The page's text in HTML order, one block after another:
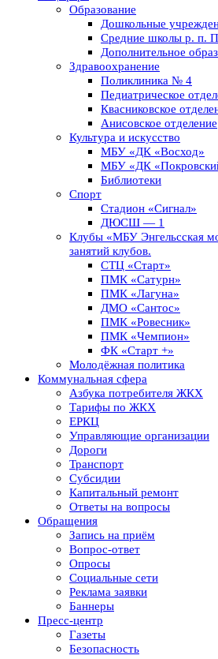
Образование
Дошкольные
Средние школы р. п.
Дополнительное
Здравоохранение
Поликлиника № 4
Педиатрическое
Квасниковское
Анисовское отделение
Культура и искусство
МБУ «ДК «Восход»
МБУ «ДК
Библиотеки
Спорт
Стадион «Сигнал»
ДЮСШ — 1
Клубы «МБУ Энгельсская
занятий клубов.
СТЦ «Старт»
ПМК «Сатурн»
ПМК «Лагуна»
ДМО «Сантос»
ПМК «Ровесник»
ПМК «Чемпион»
ФК «Старт +»
Молодёжная политика
Коммунальная сфера
Азбука потребителя ЖКХ
Тарифы по ЖКХ
ЕРКЦ
Управляющие организации
Дороги
Транспорт
Субсидии
Капитальный ремонт
Ответы на вопросы
Обращения
Запись на приём
Вопрос-ответ
Опросы
Социальные сети
Реклама заявки
Баннеры
Пресс-центр
Газеты
Безопасность